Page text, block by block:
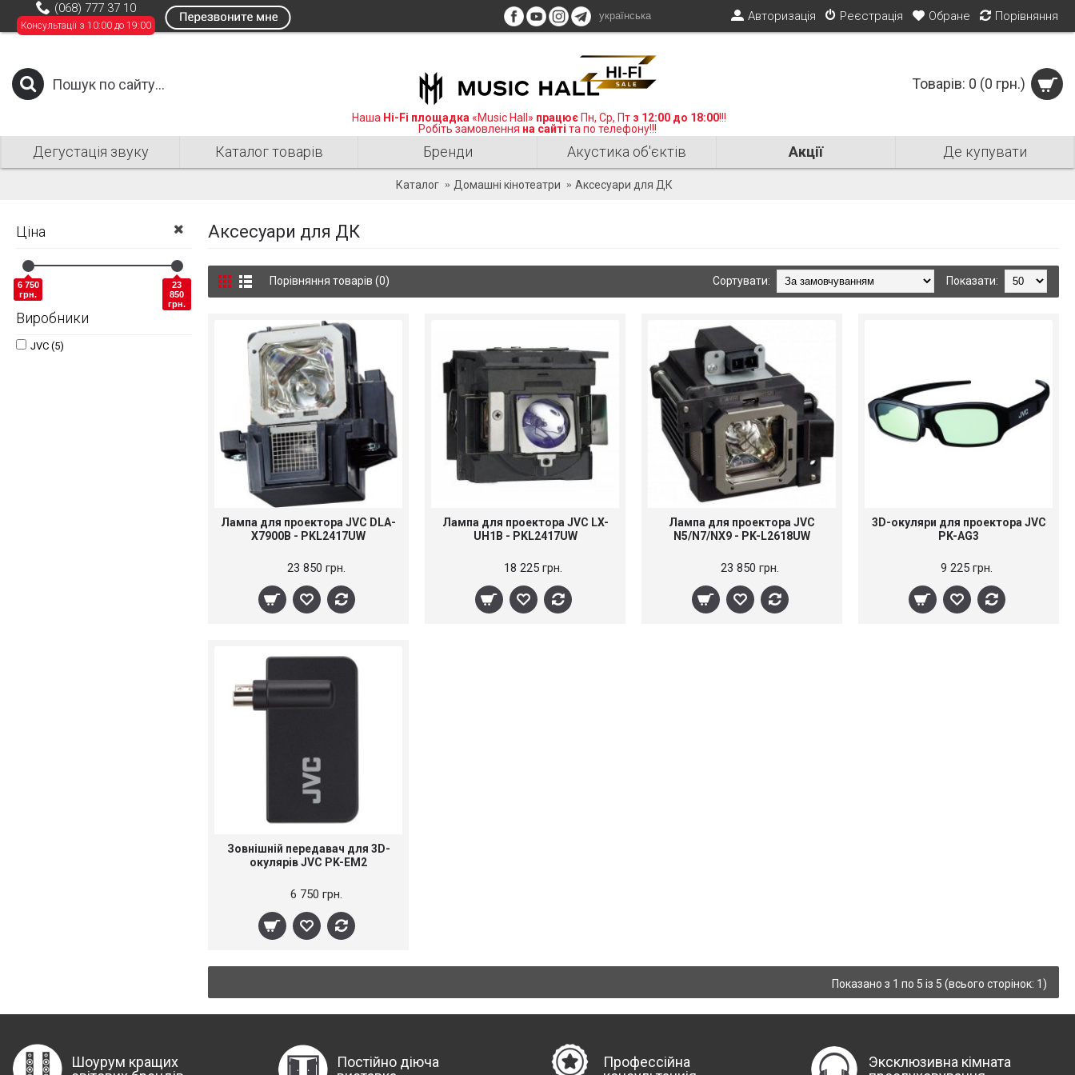
(068) 777 37 10
Консультації з 10:00 до 19:00
Авторизація Реєстрація Обране Порівняння
українська
Наша Hi-Fi площадка «Music Hall» працює Пн, Ср, Пт з 12:00 до 18:00!!!
Робіть замовлення на сайті та по телефону!!!
Товарів: 0 (0 грн.)
Дегустація звуку Каталог товарів Бренди Акустика об'єктів Акції Де купувати
Каталог Домашні кінотеатри Аксесуари для ДК
Ціна
6 750
грн.
23
850
грн.
Виробники
JVC (5)
Аксесуари для ДК
Порівняння товарів (0) Показати:
Сортувати:
Лампа для проектора JVC DLA-
X7900B - PKL2417UW
23 850 грн.
Лампа для проектора JVC LX-
UH1B - PKL2417UW
18 225 грн.
Лампа для проектора JVC
N5/N7/NX9 - PK-L2618UW
23 850 грн.
3D-окуляри для проектора JVC
PK-AG3
9 225 грн.
Зовнішній передавач для 3D-
окулярів JVC PK-EM2
6 750 грн.
Показано з 1 по 5 із 5 (всього сторінок: 1)
Шоурум кращих
Постійно діюча
Профессійна
Эксклюзивна кімната